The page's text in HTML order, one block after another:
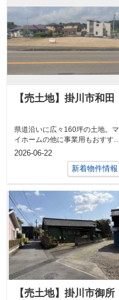
【売土地】掛川市和田
県道沿いに広々160坪の土地。マ
イホームの他に事業用もおすす
め。売土地 ／ 掛川市和田
2026-06-22
新着物件情報
【売土地】掛川市御所